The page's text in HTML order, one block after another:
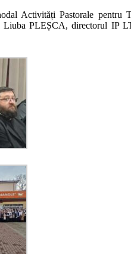
Activități Pastorale
PLEȘCA, directorul IP